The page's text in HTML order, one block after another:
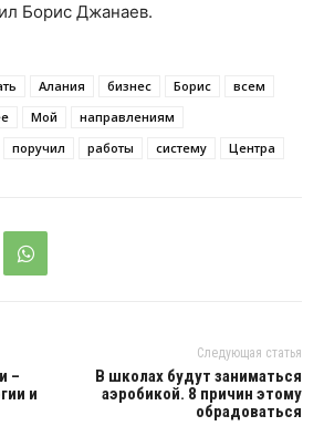
Борис Джанаев.
Алания бизнес Борис
всем
Мой
направлениям
поручил работы систему Центра
–
и
Следующая статья
В школах будут заниматься
аэробикой. 8 причин этому
обрадоваться